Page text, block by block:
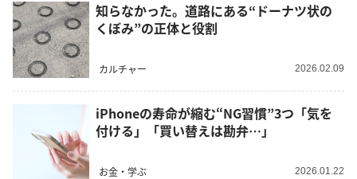
知らなかった。道路にある“ドーナツ状の
くぼみ”の正体と役割
カルチャー 2026.02.09
iPhoneの寿命が縮む“NG習慣”3つ「気を
付ける」「買い替えは勘弁…」
お金・学ぶ 2026.01.22